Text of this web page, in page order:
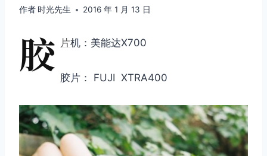
作者 时光先生 2016 年 1 月 13 日
胶 片机：美能达X700
胶片： FUJI XTRA400